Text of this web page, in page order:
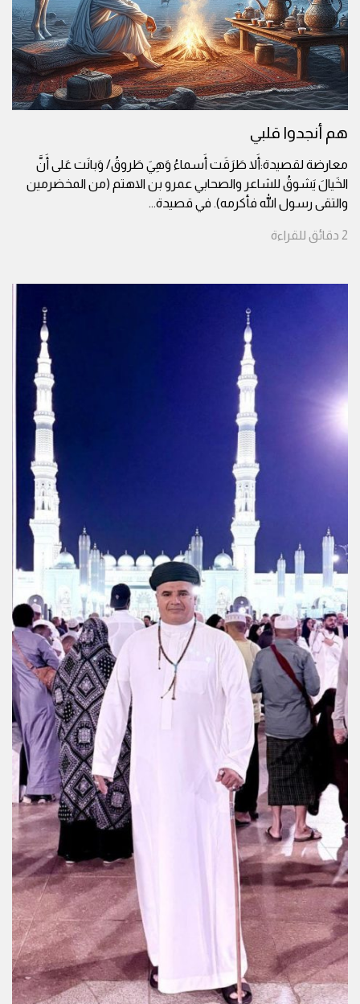
هم أنجدوا قلبي
معارضة لقصيدة:أَلا طَرَقَت أَسماءُ وَهِيَ طَروقُ/ وَبانَت عَلى أَنَّ
الخَيالَ يَشوقُ للشاعر والصحابي عمرو بن الاهتم (من المخضرمين
والتقى رسول الله فأكرمه). في قصيدة...
2 دقائق للقراءة